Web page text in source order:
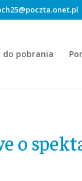
do pobrania
o